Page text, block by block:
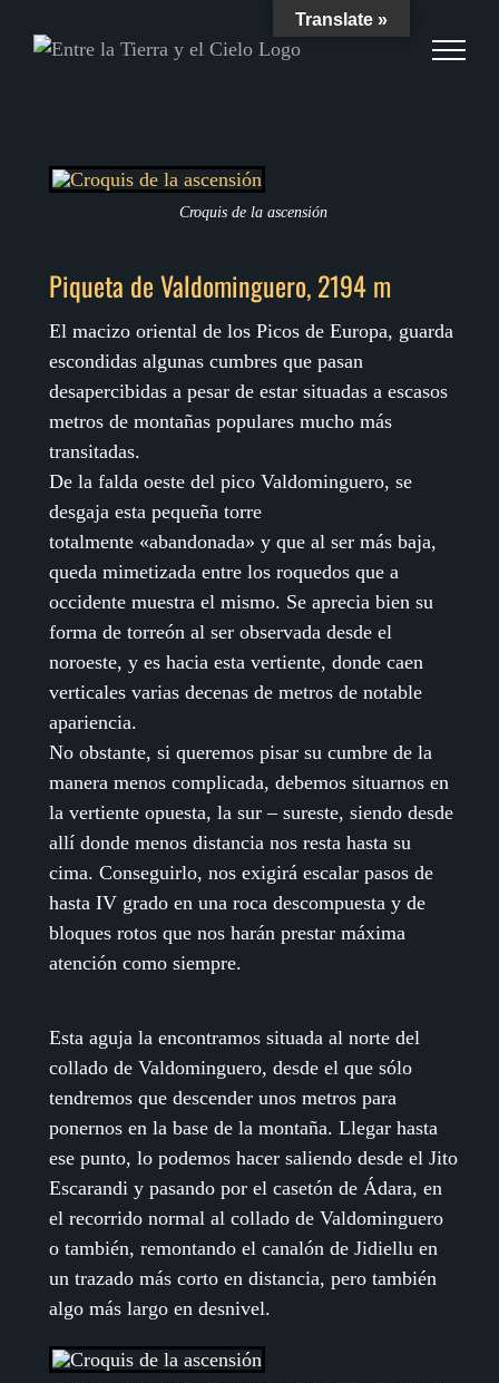
Croquis de la ascensión
Piqueta de Valdominguero, 2194 m
El macizo oriental de los Picos de Europa, guarda
escondidas algunas cumbres que pasan
desapercibidas a pesar de estar situadas a escasos
metros de montañas populares mucho más
transitadas.
De la falda oeste del pico Valdominguero, se
desgaja esta pequeña torre
totalmente «abandonada» y que al ser más baja,
queda mimetizada entre los roquedos que a
occidente muestra el mismo. Se aprecia bien su
forma de torreón al ser observada desde el
noroeste, y es hacia esta vertiente, donde caen
verticales varias decenas de metros de notable
apariencia.
No obstante, si queremos pisar su cumbre de la
manera menos complicada, debemos situarnos en
la vertiente opuesta, la sur – sureste, siendo desde
allí donde menos distancia nos resta hasta su
cima. Conseguirlo, nos exigirá escalar pasos de
hasta IV grado en una roca descompuesta y de
bloques rotos que nos harán prestar máxima
atención como siempre.
Esta aguja la encontramos situada al norte del
collado de Valdominguero, desde el que sólo
tendremos que descender unos metros para
ponernos en la base de la montaña. Llegar hasta
ese punto, lo podemos hacer saliendo desde el Jito
Escarandi y pasando por el casetón de Ádara, en
el recorrido normal al collado de Valdominguero
o también, remontando el canalón de Jidiellu en
un trazado más corto en distancia, pero también
algo más largo en desnivel.
Translate »